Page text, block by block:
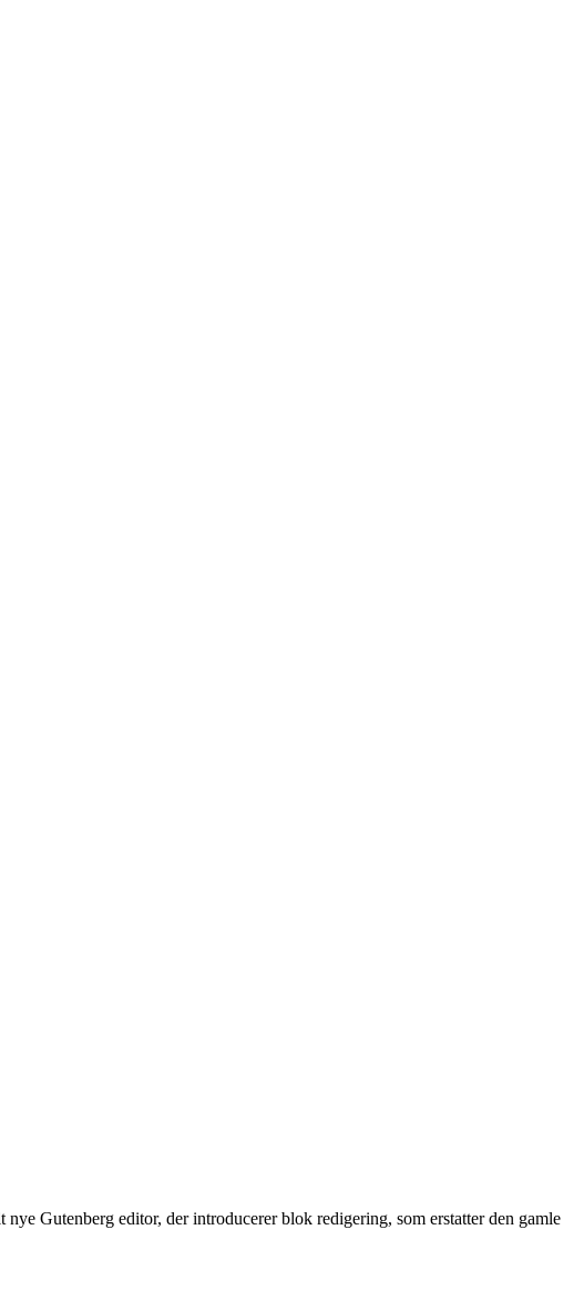
Gutenberg editor, der introducerer blok redigering, som erstatter den gamle